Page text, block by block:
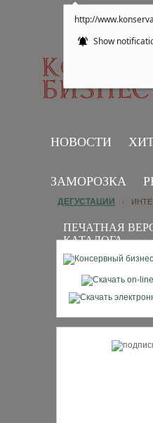
http://
Show
НОВОСТИ
ЗАМОРОЗКА
ПЕЧАТНАЯ
КАТАЛОГА
ДЕГУСТАЦИИ ›